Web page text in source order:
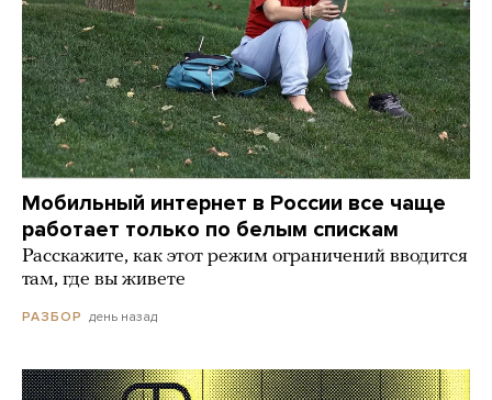
Мобильный интернет в России все чаще
работает только по белым спискам
Расскажите, как этот режим ограничений вводится
там, где вы живете
РАЗБОР день назад